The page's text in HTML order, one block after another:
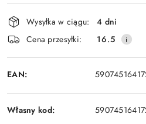
Dostępność
i
dostawa
Wysyłka w ciągu:
4 dni
Cena przesyłki:
16.5
EAN:
Własny kod: